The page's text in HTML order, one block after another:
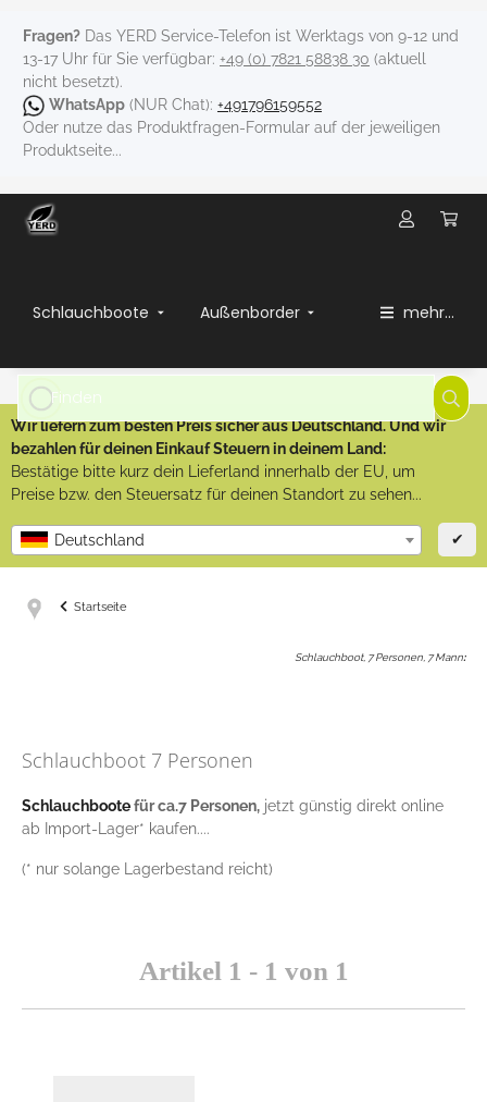
Fragen? Das YERD Service-Telefon ist Werktags von 9-12 und
13-17 Uhr für Sie verfügbar: +49 (0) 7821 58838 30 (aktuell
nicht besetzt).
WhatsApp (NUR Chat): +491796159552
Oder nutze das Produktfragen-Formular auf der jeweiligen
Produktseite...
Schlauchboote Außenborder mehr...
Wir liefern zum besten Preis sicher aus Deutschland. Und wir
bezahlen für deinen Einkauf Steuern in deinem Land:
Bestätige bitte kurz dein Lieferland innerhalb der EU, um
Preise bzw. den Steuersatz für deinen Standort zu sehen...
Deutschland ✔
Startseite
Schlauchboot, 7 Personen, 7 Mann:
Schlauchboot 7 Personen
Schlauchbootefür ca.7 Personen, jetzt günstig direkt online
ab Import-Lager* kaufen....
(* nur solange Lagerbestand reicht)
Artikel 1 - 1 von 1